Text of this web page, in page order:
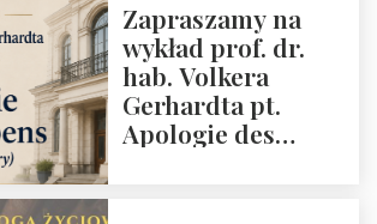
Zapraszamy na
wykład prof. dr.
hab. Volkera
Gerhardta pt.
Apologie des